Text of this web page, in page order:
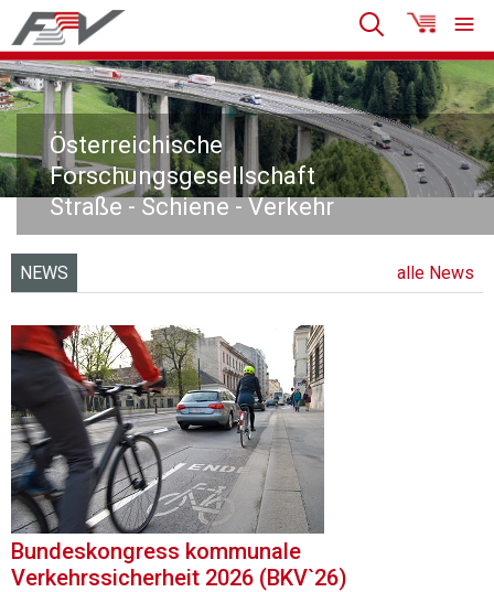
Österreichische
Forschungsgesellschaft
Straße - Schiene - Verkehr
NEWS alle News
Bundeskongress kommunale
Verkehrssicherheit 2026 (BKV`26)